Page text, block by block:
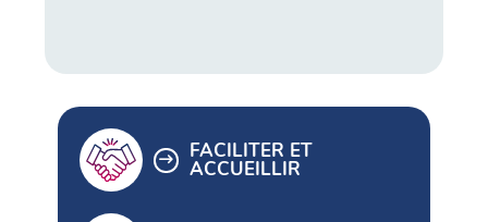
FACILITER ET
ACCUEILLIR